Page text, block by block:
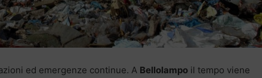
ed emergenze continue. A Bellolampo il tempo viene